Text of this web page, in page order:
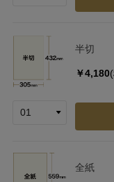
半切
￥4,180
全紙